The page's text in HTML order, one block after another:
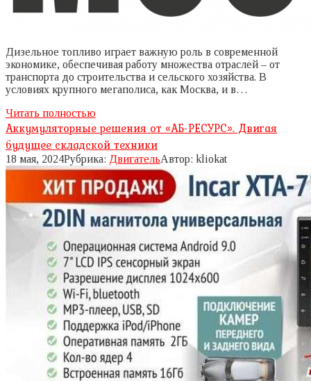
Дизельное топливо играет важную роль в современной
экономике, обеспечивая работу множества отраслей – от
транспорта до строительства и сельского хозяйства. В
условиях крупного мегаполиса, как Москва, и в…
Читать полностью
Аккумуляторные решения от «АБ-РЕСУРС». Двигая
будущее складской техники
18 мая, 2024Рубрика: ДвигательАвтор: kliokat